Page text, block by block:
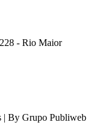
- Rio Maior
| By Grupo Publiweb